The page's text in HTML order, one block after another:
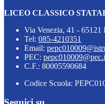
LICEO CLASSICO
Via Venezia, 41 - 65121
Tel: 085-4210351
Email:
PEC:
C.F.: 80005590684
Codice Scuola: